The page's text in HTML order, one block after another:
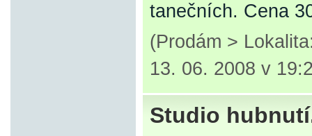
tanečních. Cena
(Prodám >
13. 06. 2008 v
Studio